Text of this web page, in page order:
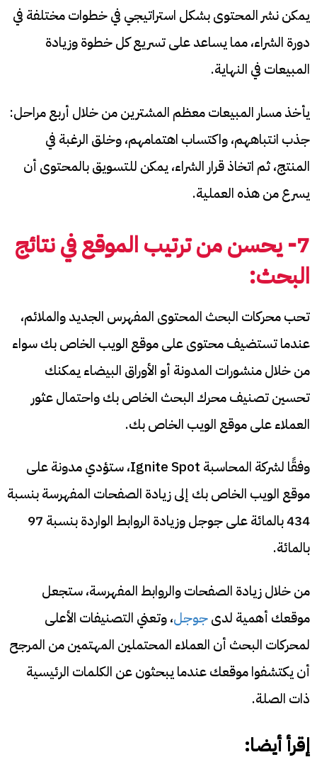
يمكن نشر المحتوى بشكل استراتيجي في خطوات مختلفة في
دورة الشراء، مما يساعد على تسريع كل خطوة وزيادة
المبيعات في النهاية.
يأخذ مسار المبيعات معظم المشترين من خلال أربع مراحل:
جذب انتباههم، واكتساب اهتمامهم، وخلق الرغبة في
المنتج، ثم اتخاذ قرار الشراء، يمكن للتسويق بالمحتوى أن
يسرع من هذه العملية.
7- يحسن من ترتيب الموقع في نتائج
البحث:
تحب محركات البحث المحتوى المفهرس الجديد والملائم،
عندما تستضيف محتوى على موقع الويب الخاص بك سواء
من خلال منشورات المدونة أو الأوراق البيضاء يمكنك
تحسين تصنيف محرك البحث الخاص بك واحتمال عثور
العملاء على موقع الويب الخاص بك.
وفقًا لشركة المحاسبة Ignite Spot، ستؤدي مدونة على
موقع الويب الخاص بك إلى زيادة الصفحات المفهرسة بنسبة
434 بالمائة على جوجل وزيادة الروابط الواردة بنسبة 97
بالمائة.
من خلال زيادة الصفحات والروابط المفهرسة، ستجعل
موقعك أهمية لدىجوجل، وتعني التصنيفات الأعلى
لمحركات البحث أن العملاء المحتملين المهتمين من المرجح
أن يكتشفوا موقعك عندما يبحثون عن الكلمات الرئيسية
ذات الصلة.
إقرأ أيضا: